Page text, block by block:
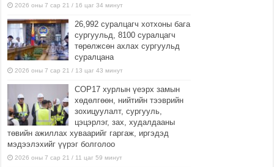
2026 оны 7 сар 21 / 16 цаг 34 минут
26,992 суралцагч хотхоны бага
сургуульд, 8100 суралцагч
төрөлжсөн ахлах сургуульд
суралцана
2026 оны 7 сар 21 / 13 цаг 43 минут
COP17 хурлын үеэрх замын
хөдөлгөөн, нийтийн тээврийн
зохицуулалт, сургууль,
цэцэрлэг, зах, худалдааны
төвийн ажиллах хуваарийг гаргаж, иргэдэд
мэдээлэхийг үүрэг болголоо
2026 оны 7 сар 21 / 11 цаг 59 минут